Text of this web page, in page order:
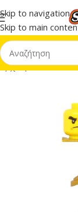
Skip to navigation
Skip to main
Αρχική σελίδα/